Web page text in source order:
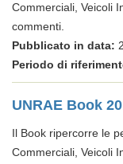
Commerciali, Veicoli
commenti.
Pubblicato in data:
Periodo di
UNRAE Book
Il Book ripercorre le
Commerciali, Veicoli